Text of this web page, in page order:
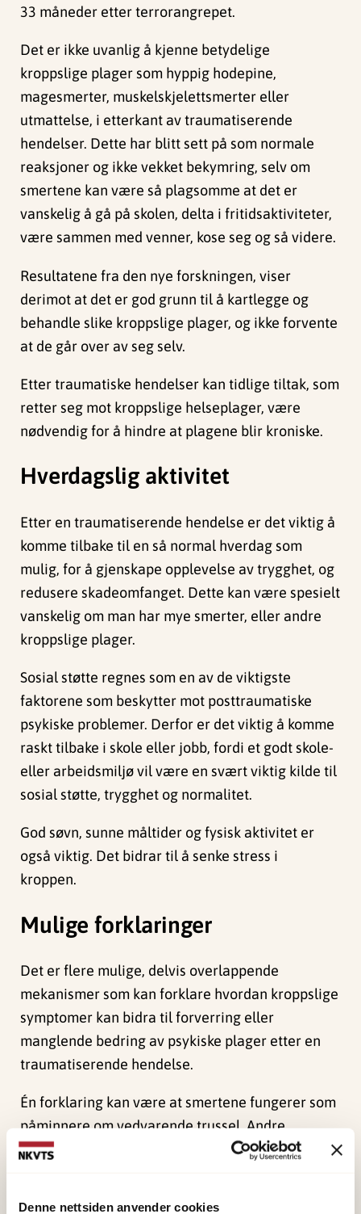
Denne nettsiden anvender cookies
33 måneder etter terrorangrepet.
Det er ikke uvanlig å kjenne betydelige
kroppslige plager som hyppig hodepine,
magesmerter, muskelskjelettsmerter eller
utmattelse, i etterkant av traumatiserende
hendelser. Dette har blitt sett på som normale
reaksjoner og ikke vekket bekymring, selv om
smertene kan være så plagsomme at det er
vanskelig å gå på skolen, delta i fritidsaktiviteter,
være sammen med venner, kose seg og så videre.
Resultatene fra den nye forskningen, viser
derimot at det er god grunn til å kartlegge og
behandle slike kroppslige plager, og ikke forvente
at de går over av seg selv.
Etter traumatiske hendelser kan tidlige tiltak, som
retter seg mot kroppslige helseplager, være
nødvendig for å hindre at plagene blir kroniske.
Hverdagslig aktivitet
Etter en traumatiserende hendelse er det viktig å
komme tilbake til en så normal hverdag som
mulig, for å gjenskape opplevelse av trygghet, og
redusere skadeomfanget. Dette kan være spesielt
vanskelig om man har mye smerter, eller andre
kroppslige plager.
Sosial støtte regnes som en av de viktigste
faktorene som beskytter mot posttraumatiske
psykiske problemer. Derfor er det viktig å komme
raskt tilbake i skole eller jobb, fordi et godt skole-
eller arbeidsmiljø vil være en svært viktig kilde til
sosial støtte, trygghet og normalitet.
God søvn, sunne måltider og fysisk aktivitet er
også viktig. Det bidrar til å senke stress i
kroppen.
Mulige forklaringer
Det er flere mulige, delvis overlappende
mekanismer som kan forklare hvordan kroppslige
symptomer kan bidra til forverring eller
manglende bedring av psykiske plager etter en
traumatiserende hendelse.
Én forklaring kan være at smertene fungerer som
påminnere om vedvarende trussel. Andre
forklaringer kan være at smertene medfører